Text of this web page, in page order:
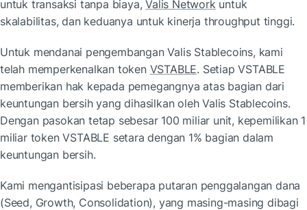
untuk transaksi tanpa biaya, Valis Network untuk
skalabilitas, dan keduanya untuk kinerja throughput tinggi.
Untuk mendanai pengembangan Valis Stablecoins, kami
telah memperkenalkan token VSTABLE. Setiap VSTABLE
memberikan hak kepada pemegangnya atas bagian dari
keuntungan bersih yang dihasilkan oleh Valis Stablecoins.
Dengan pasokan tetap sebesar 100 miliar unit, kepemilikan 1
miliar token VSTABLE setara dengan 1% bagian dalam
keuntungan bersih.
Kami mengantisipasi beberapa putaran penggalangan dana
(Seed, Growth, Consolidation), yang masing-masing dibagi